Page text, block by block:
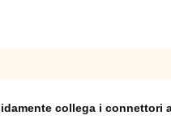
collega i connettori